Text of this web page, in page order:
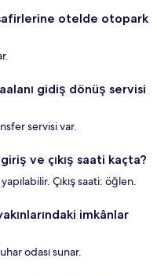
otelde otopark
gidiş dönüş servisi
servisi var.
ve çıkış saati kaçta?
Çıkış saati: öğlen.
imkânlar
odası sunar.